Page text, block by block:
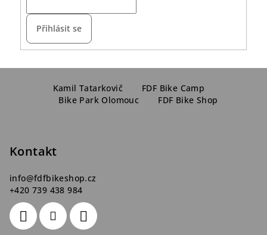
r
k
p
Přihlásit se
Kamil Tatarkovič
FDF Bike Camp
Bike Park Olomouc
FDF Bike Shop
Kontakt
info@fdfbikeshop.cz
+420 739 438 984